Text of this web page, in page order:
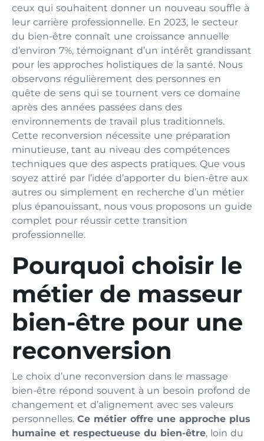
ceux qui souhaitent donner un nouveau souffle à
leur carrière professionnelle. En 2023, le secteur
du bien-être connaît une croissance annuelle
d’environ 7%, témoignant d’un intérêt grandissant
pour les approches holistiques de la santé. Nous
observons régulièrement des personnes en
quête de sens qui se tournent vers ce domaine
après des années passées dans des
environnements de travail plus traditionnels.
Cette reconversion nécessite une préparation
minutieuse, tant au niveau des compétences
techniques que des aspects pratiques. Que vous
soyez attiré par l’idée d’apporter du bien-être aux
autres ou simplement en recherche d’un métier
plus épanouissant, nous vous proposons un guide
complet pour réussir cette transition
professionnelle.
Pourquoi choisir le
métier de masseur
bien-être pour une
reconversion
Le choix d’une reconversion dans le massage
bien-être répond souvent à un besoin profond de
changement et d’alignement avec ses valeurs
personnelles. Ce métier offre une approche plus
humaine et respectueuse du bien-être, loin du